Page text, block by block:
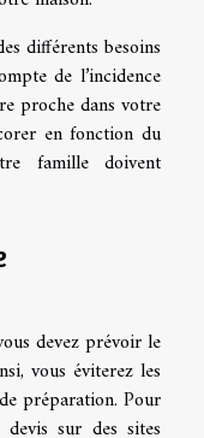
différents besoins
de l’incidence
proche dans votre
en fonction du
famille doivent
devez prévoir le
vous éviterez les
préparation. Pour
sur des sites